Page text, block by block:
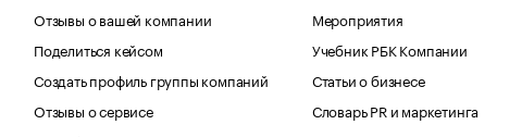
Отзывы о вашей компании
Поделиться кейсом
Создать профиль группы компаний
Отзывы о сервисе
Мероприятия
Учебник РБК Компании
Статьи о бизнесе
Словарь PR и маркетинга